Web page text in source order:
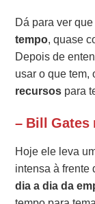
Dá para ver
tempo, quase
Depois de
usar o que tem,
recursos para
– Bill Gates
Hoje ele leva
intensa à frente
dia a dia da